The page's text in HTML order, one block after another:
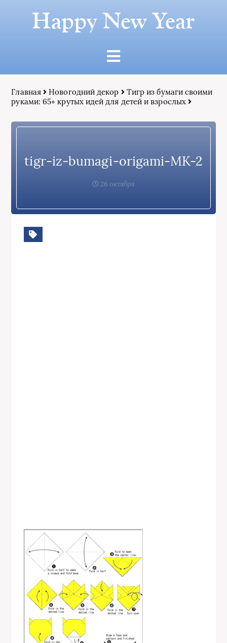
Happy New Year
Главная Новогодний декор
Тигр из бумаги своими
руками: 65+ крутых идей для детей и взрослых
tigr-iz-bumagi-origami-MK-2
26 октября